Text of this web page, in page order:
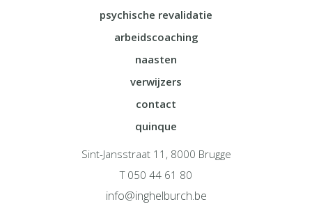
psychische revalidatie
arbeidscoaching
naasten
verwijzers
contact
quinque
Sint-Jansstraat 11, 8000 Brugge
T 050 44 61 80
info@inghelburch.be